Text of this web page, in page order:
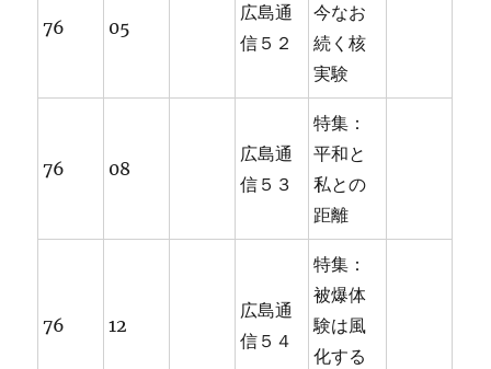
76 05
広島通
信５２
今なお
続く核
実験
76 08
広島通
信５３
特集：
平和と
私との
距離
76 12
広島通
信５４
特集：
被爆体
験は風
化する